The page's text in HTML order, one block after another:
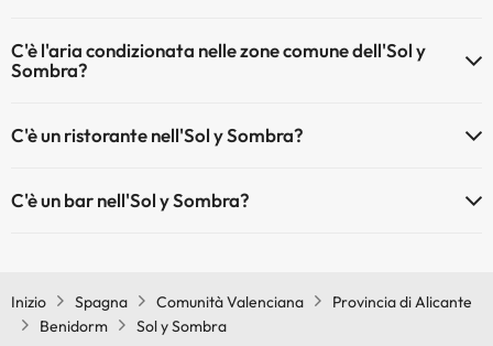
C'è l'aria condizionata nelle zone comune dell'Sol y
Sombra?
C'è un ristorante nell'Sol y Sombra?
C'è un bar nell'Sol y Sombra?
Inizio Spagna Comunità Valenciana
Provincia di Alicante
Benidorm
Sol y Sombra